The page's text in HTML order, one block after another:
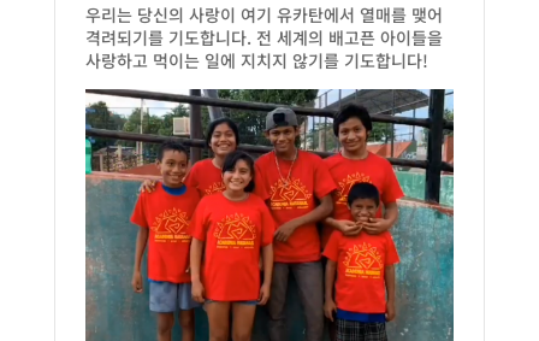
우리는 당신의 사랑이 여기 유카탄에서 열매를 맺어
격려되기를 기도합니다. 전 세계의 배고픈 아이들을
사랑하고 먹이는 일에 지치지 않기를 기도합니다!